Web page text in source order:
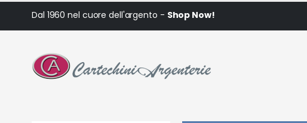
Dal 1960 nel cuore dell'argento - Shop Now!